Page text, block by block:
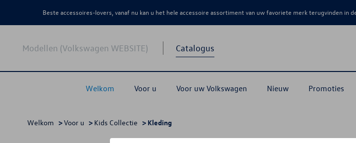
Beste accessoires-lovers, vanaf nu kan u het hele accessoire assortiment van uw favoriete merk terugvinden in
Modellen (Volkswagen WEBSITE) Catalogus
Welkom Voor u Voor uw Volkswagen Nieuw Promoties
Welkom >Voor u > Kids Collectie > Kleding